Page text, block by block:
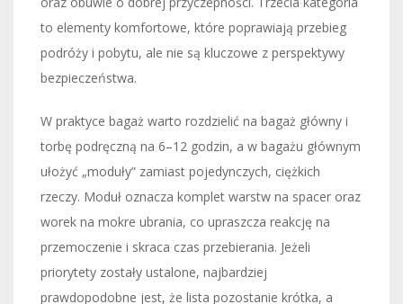
to elementy komfortowe, które poprawiają przebieg
podróży i pobytu, ale nie są kluczowe z perspektywy
bezpieczeństwa.
W praktyce bagaż warto rozdzielić na bagaż główny i
torbę podręczną na 6–12 godzin, a w bagażu głównym
ułożyć „moduły” zamiast pojedynczych, ciężkich
rzeczy. Moduł oznacza komplet warstw na spacer oraz
worek na mokre ubrania, co upraszcza reakcję na
przemoczenie i skraca czas przebierania. Jeżeli
priorytety zostały ustalone, najbardziej
prawdopodobne jest, że lista pozostanie krótka, a